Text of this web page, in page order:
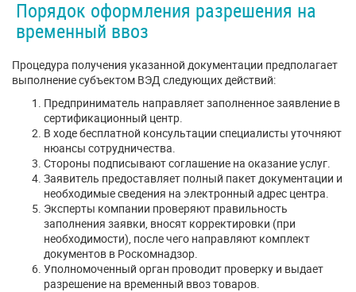
Порядок оформления разрешения на
временный ввоз
Процедура получения указанной документации предполагает
выполнение субъектом ВЭД следующих действий:
Предприниматель направляет заполненное заявление в
сертификационный центр.
В ходе бесплатной консультации специалисты уточняют
нюансы сотрудничества.
Стороны подписывают соглашение на оказание услуг.
Заявитель предоставляет полный пакет документации и
необходимые сведения на электронный адрес центра.
Эксперты компании проверяют правильность
заполнения заявки, вносят корректировки (при
необходимости), после чего направляют комплект
документов в Роскомнадзор.
Уполномоченный орган проводит проверку и выдает
разрешение на временный ввоз товаров.